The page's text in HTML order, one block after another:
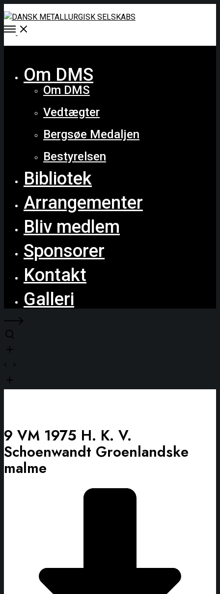
Open
Om DMS
Om DMS
Vedtægter
Bergsøe Medaljen
Bestyrelsen
Bibliotek
Arrangementer
Bliv medlem
Sponsorer
Kontakt
Galleri
9 VM 1975 H. K. V.
Schoenwandt Groenlandske
malme